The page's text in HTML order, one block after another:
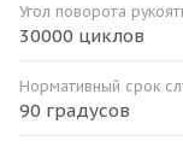
Угол поворота
30000 циклов
Нормативный срок
90 градусов